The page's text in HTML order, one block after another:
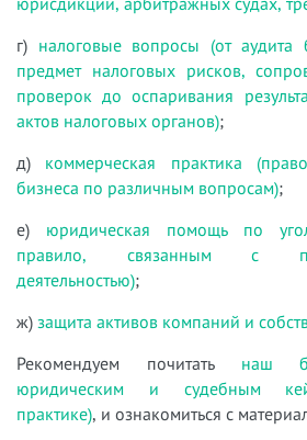
г) налоговые вопросы (от аудита
предмет налоговых рисков,
проверок до оспаривания
актов налоговых органов);
д) коммерческая практика
бизнеса по различным вопросам);
е) юридическая помощь по
правило, связанным с
деятельностью);
ж) защита активов компаний и
Рекомендуем почитать наш
юридическим и судебным
практике), и ознакомиться с